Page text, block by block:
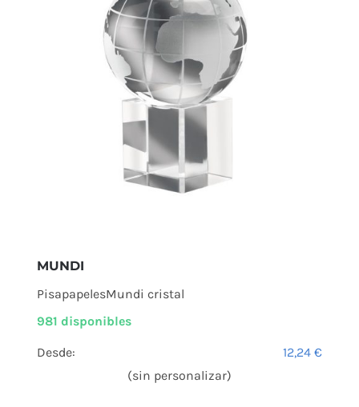
MUNDI
PisapapelesMundi cristal
981 disponibles
Desde: 12,24€
(sin personalizar)